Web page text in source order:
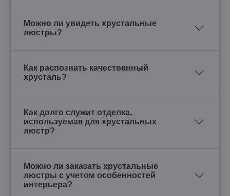
Можно ли увидеть хрустальные
люстры?
Как распознать качественный
хрусталь?
Как долго служит отделка,
используемая для хрустальных
люстр?
Можно ли заказать хрустальные
люстры с учетом особенностей
интерьера?